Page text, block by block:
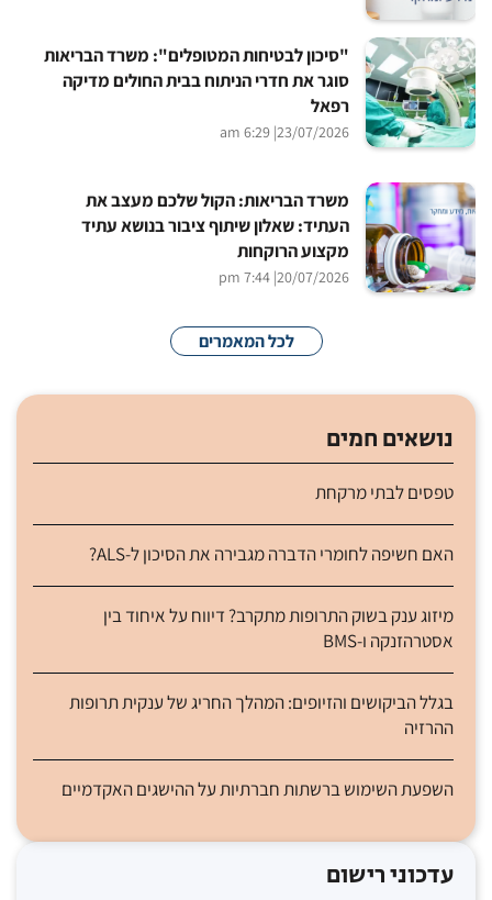
"סיכון לבטיחות המטופלים": משרד הבריאות
סוגר את חדרי הניתוח בבית החולים מדיקה
רפאל
23/07/2026
| 6:29 am
משרד הבריאות: הקול שלכם מעצב את
העתיד: שאלון שיתוף ציבור בנושא עתיד
מקצוע הרוקחות
20/07/2026
| 7:44 pm
לכל המאמרים
נושאים חמים
טפסים לבתי מרקחת
האם חשיפה לחומרי הדברה מגבירה את הסיכון ל-ALS?
מיזוג ענק בשוק התרופות מתקרב? דיווח על איחוד בין
אסטרהזנקה ו-BMS
בגלל הביקושים והזיופים: המהלך החריג של ענקית תרופות
ההרזיה
השפעת השימוש ברשתות חברתיות על ההישגים האקדמיים
עדכוני רישום